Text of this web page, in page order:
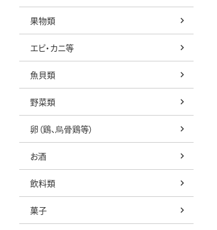
果物類
エビ・カニ等
魚貝類
野菜類
卵（鶏、烏骨鶏等）
お酒
飲料類
菓子